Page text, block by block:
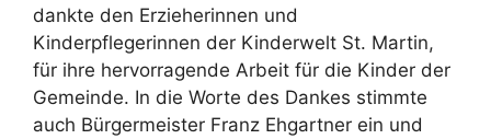
dankte den Erzieherinnen und
Kinderpflegerinnen der Kinderwelt St. Martin,
für ihre hervorragende Arbeit für die Kinder der
Gemeinde. In die Worte des Dankes stimmte
auch Bürgermeister Franz Ehgartner ein und